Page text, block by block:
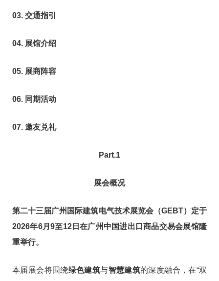
03. 交通指引
04. 展馆介绍
05. 展商阵容
06. 同期活动
07. 邀友兑礼
Part.1
展会概况
第二十三届广州国际建筑电气技术展览会（GEBT）定于
2026年6月9至12日在广州中国进出口商品交易会展馆隆
重举行。
本届展会将围绕绿色建筑与智慧建筑的深度融合，在“双